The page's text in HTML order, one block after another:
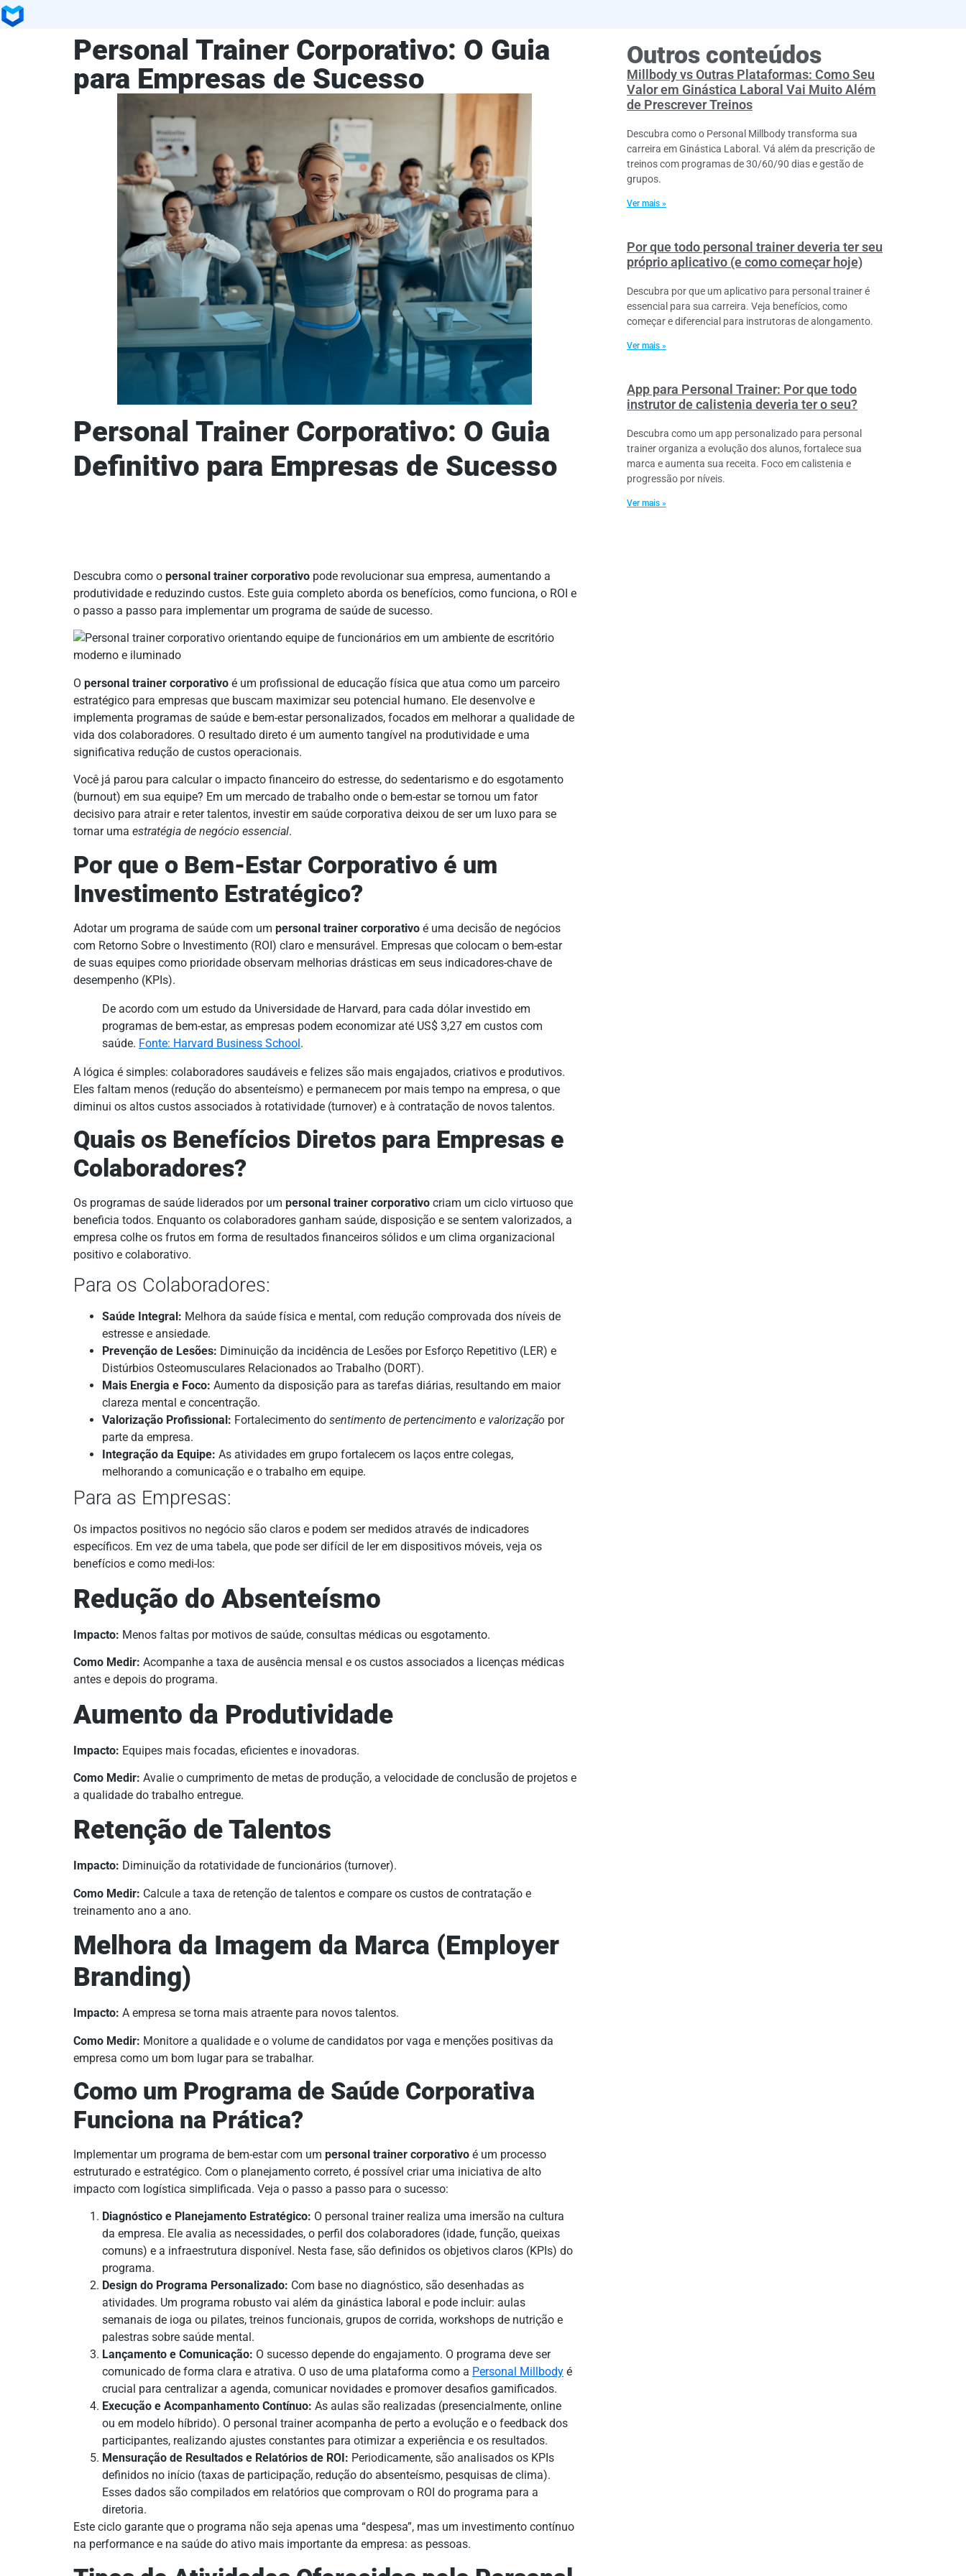
Personal Trainer Corporativo: O Guia
para Empresas de Sucesso
Personal Trainer Corporativo: O Guia
Definitivo para Empresas de Sucesso
Descubra como o personal trainer corporativo pode revolucionar sua empresa, aumentando a
produtividade e reduzindo custos. Este guia completo aborda os benefícios, como funciona, o ROI e
o passo a passo para implementar um programa de saúde de sucesso.
O personal trainer corporativo é um profissional de educação física que atua como um parceiro
estratégico para empresas que buscam maximizar seu potencial humano. Ele desenvolve e
implementa programas de saúde e bem-estar personalizados, focados em melhorar a qualidade de
vida dos colaboradores. O resultado direto é um aumento tangível na produtividade e uma
significativa redução de custos operacionais.
Você já parou para calcular o impacto financeiro do estresse, do sedentarismo e do esgotamento
(burnout) em sua equipe? Em um mercado de trabalho onde o bem-estar se tornou um fator
decisivo para atrair e reter talentos, investir em saúde corporativa deixou de ser um luxo para se
tornar uma estratégia de negócio essencial.
Por que o Bem-Estar Corporativo é um
Investimento Estratégico?
Adotar um programa de saúde com um personal trainer corporativo é uma decisão de negócios
com Retorno Sobre o Investimento (ROI) claro e mensurável. Empresas que colocam o bem-estar
de suas equipes como prioridade observam melhorias drásticas em seus indicadores-chave de
desempenho (KPIs).
De acordo com um estudo da Universidade de Harvard, para cada dólar investido em
programas de bem-estar, as empresas podem economizar até US$ 3,27 em custos com
saúde. Fonte: Harvard Business School.
A lógica é simples: colaboradores saudáveis e felizes são mais engajados, criativos e produtivos.
Eles faltam menos (redução do absenteísmo) e permanecem por mais tempo na empresa, o que
diminui os altos custos associados à rotatividade (turnover) e à contratação de novos talentos.
Quais os Benefícios Diretos para Empresas e
Colaboradores?
Os programas de saúde liderados por um personal trainer corporativo criam um ciclo virtuoso que
beneficia todos. Enquanto os colaboradores ganham saúde, disposição e se sentem valorizados, a
empresa colhe os frutos em forma de resultados financeiros sólidos e um clima organizacional
positivo e colaborativo.
Para os Colaboradores:
Saúde Integral: Melhora da saúde física e mental, com redução comprovada dos níveis de
estresse e ansiedade.
Prevenção de Lesões: Diminuição da incidência de Lesões por Esforço Repetitivo (LER) e
Distúrbios Osteomusculares Relacionados ao Trabalho (DORT).
Mais Energia e Foco: Aumento da disposição para as tarefas diárias, resultando em maior
clareza mental e concentração.
Valorização Profissional: Fortalecimento do sentimento de pertencimento e valorização por
parte da empresa.
Integração da Equipe: As atividades em grupo fortalecem os laços entre colegas,
melhorando a comunicação e o trabalho em equipe.
Para as Empresas:
Os impactos positivos no negócio são claros e podem ser medidos através de indicadores
específicos. Em vez de uma tabela, que pode ser difícil de ler em dispositivos móveis, veja os
benefícios e como medi-los:
Redução do Absenteísmo
Impacto: Menos faltas por motivos de saúde, consultas médicas ou esgotamento.
Como Medir: Acompanhe a taxa de ausência mensal e os custos associados a licenças médicas
antes e depois do programa.
Aumento da Produtividade
Impacto: Equipes mais focadas, eficientes e inovadoras.
Como Medir: Avalie o cumprimento de metas de produção, a velocidade de conclusão de projetos e
a qualidade do trabalho entregue.
Retenção de Talentos
Impacto: Diminuição da rotatividade de funcionários (turnover).
Como Medir: Calcule a taxa de retenção de talentos e compare os custos de contratação e
treinamento ano a ano.
Melhora da Imagem da Marca (Employer
Branding)
Impacto: A empresa se torna mais atraente para novos talentos.
Como Medir: Monitore a qualidade e o volume de candidatos por vaga e menções positivas da
empresa como um bom lugar para se trabalhar.
Como um Programa de Saúde Corporativa
Funciona na Prática?
Implementar um programa de bem-estar com um personal trainer corporativo é um processo
estruturado e estratégico. Com o planejamento correto, é possível criar uma iniciativa de alto
impacto com logística simplificada. Veja o passo a passo para o sucesso:
Diagnóstico e Planejamento Estratégico: O personal trainer realiza uma imersão na cultura
da empresa. Ele avalia as necessidades, o perfil dos colaboradores (idade, função, queixas
comuns) e a infraestrutura disponível. Nesta fase, são definidos os objetivos claros (KPIs) do
programa.
Design do Programa Personalizado: Com base no diagnóstico, são desenhadas as
atividades. Um programa robusto vai além da ginástica laboral e pode incluir: aulas
semanais de ioga ou pilates, treinos funcionais, grupos de corrida, workshops de nutrição e
palestras sobre saúde mental.
Lançamento e Comunicação: O sucesso depende do engajamento. O programa deve ser
comunicado de forma clara e atrativa. O uso de uma plataforma como a Personal Millbody é
crucial para centralizar a agenda, comunicar novidades e promover desafios gamificados.
Execução e Acompanhamento Contínuo: As aulas são realizadas (presencialmente, online
ou em modelo híbrido). O personal trainer acompanha de perto a evolução e o feedback dos
participantes, realizando ajustes constantes para otimizar a experiência e os resultados.
Mensuração de Resultados e Relatórios de ROI: Periodicamente, são analisados os KPIs
definidos no início (taxas de participação, redução do absenteísmo, pesquisas de clima).
Esses dados são compilados em relatórios que comprovam o ROI do programa para a
diretoria.
Este ciclo garante que o programa não seja apenas uma “despesa”, mas um investimento contínuo
na performance e na saúde do ativo mais importante da empresa: as pessoas.
Outros conteúdos
Millbody vs Outras Plataformas: Como Seu
Valor em Ginástica Laboral Vai Muito Além
de Prescrever Treinos
Descubra como o Personal Millbody transforma sua
carreira em Ginástica Laboral. Vá além da prescrição de
treinos com programas de 30/60/90 dias e gestão de
grupos.
Ver mais »
Por que todo personal trainer deveria ter seu
próprio aplicativo (e como começar hoje)
Descubra por que um aplicativo para personal trainer é
essencial para sua carreira. Veja benefícios, como
começar e diferencial para instrutoras de alongamento.
Ver mais »
App para Personal Trainer: Por que todo
instrutor de calistenia deveria ter o seu?
Descubra como um app personalizado para personal
trainer organiza a evolução dos alunos, fortalece sua
marca e aumenta sua receita. Foco em calistenia e
progressão por níveis.
Ver mais »